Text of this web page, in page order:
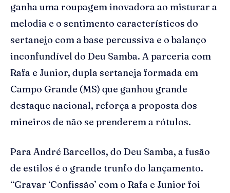
ganha uma roupagem inovadora ao misturar a
melodia e o sentimento característicos do
sertanejo com a base percussiva e o balanço
inconfundível do Deu Samba. A parceria com
Rafa e Junior, dupla sertaneja formada em
Campo Grande (MS) que ganhou grande
destaque nacional, reforça a proposta dos
mineiros de não se prenderem a rótulos.
Para André Barcellos, do Deu Samba, a fusão
de estilos é o grande trunfo do lançamento.
“Gravar ‘Confissão’ com o Rafa e Junior foi